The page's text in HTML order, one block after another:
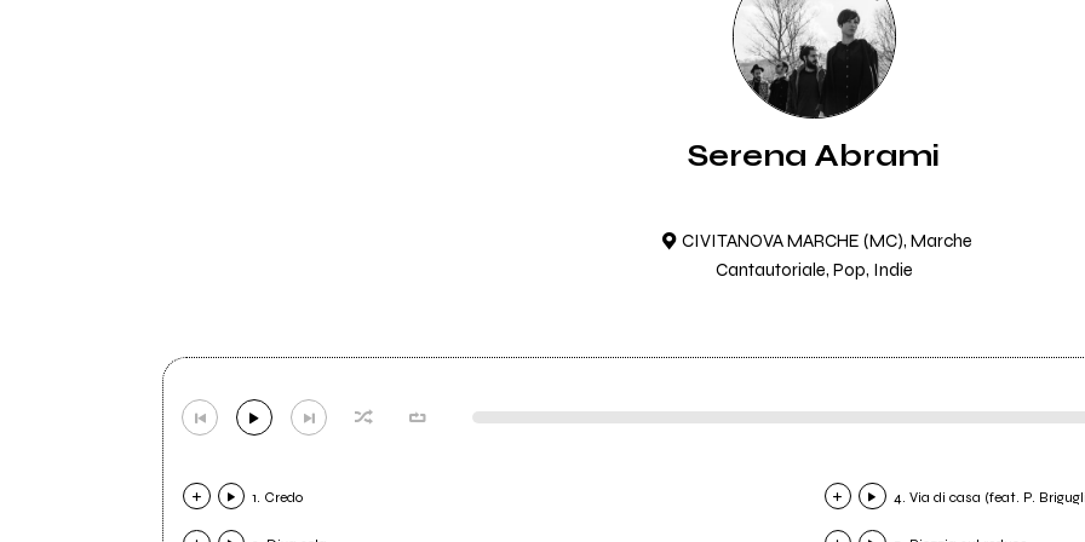
Serena Abrami
CIVITANOVA MARCHE (MC), Marche
Cantautoriale, Pop, Indie
1. Credo 4. Via di casa (feat. P.